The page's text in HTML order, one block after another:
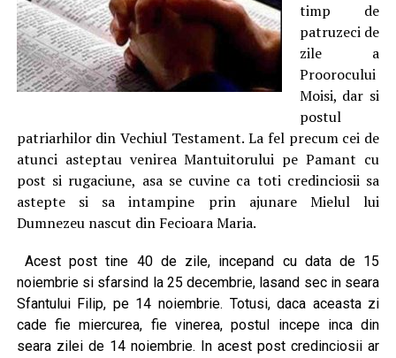
timp de
patruzeci de
zile a
Proorocului
Moisi, dar si
postul
patriarhilor din Vechiul Testament. La fel precum cei de
atunci asteptau venirea Mantuitorului pe Pamant cu
post si rugaciune, asa se cuvine ca toti credinciosii sa
astepte si sa intampine prin ajunare Mielul lui
Dumnezeu nascut din Fecioara Maria.
Acest post tine 40 de zile, incepand cu data de 15
noiembrie si sfarsind la 25 decembrie, lasand sec in seara
Sfantului Filip, pe 14 noiembrie. Totusi, daca aceasta zi
cade fie miercurea, fie vinerea, postul incepe inca din
seara zilei de 14 noiembrie. In acest post credinciosii ar